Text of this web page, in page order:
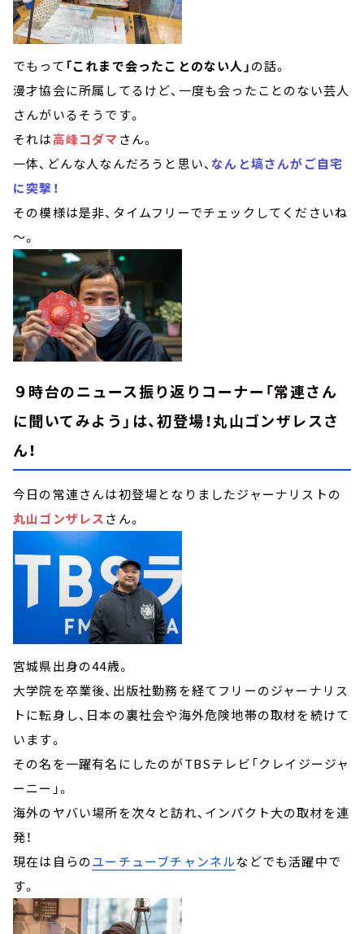
でもって 「これまで会ったことのない人」の話。
漫才協会に所属してるけど、一度も会ったことのない芸人
さんがいるそうです。
それは高峰コダマ さん。
一体、どんな人なんだろうと思い、なんと塙さんがご自宅
に突撃！
その模様は是非、タイムフリーでチェックしてくださいね
～。
９時台のニュース振り返りコーナー「常連さん
に聞いてみよう」は、初登場！丸山ゴンザレスさ
ん！
今日の常連さんは初登場となりましたジャーナリストの
丸山ゴンザレスさん。
宮城県出身の44歳。
大学院を卒業後、出版社勤務を経てフリーのジャーナリス
トに転身し、日本の裏社会や海外危険地帯の取材を続けて
います。
その名を一躍有名にしたのがTBSテレビ「クレイジージャ
ーニー」。
海外のヤバい場所を次々と訪れ、インパクト大の取材を連
発！
現在は自らのユーチューブチャンネルなどでも活躍中で
す。